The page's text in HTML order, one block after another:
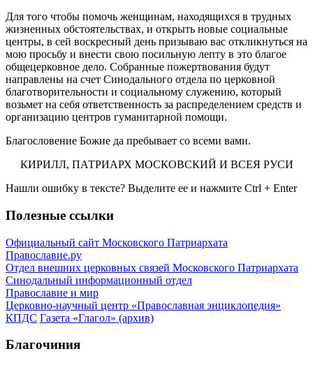
Для того чтобы помочь женщинам, находящихся в трудных
жизненных обстоятельствах, и открыть новые социальные
центры, в сей воскресный день призываю вас откликнуться на
мою просьбу и внести свою посильную лепту в это благое
общецерковное дело. Собранные пожертвования будут
направлены на счет Синодального отдела по церковной
благотворительности и социальному служению, который
возьмет на себя ответственность за распределением средств и
организацию центров гуманитарной помощи.
Благословение Божие да пребывает со всеми вами.
КИРИЛЛ, ПАТРИАРХ МОСКОВСКИЙ И ВСЕЯ РУСИ
Нашли ошибку в тексте? Выделите ее и нажмите Ctrl + Enter
Полезные ссылки
Официальный сайт Московского Патриархата
Православие.ру
Отдел внешних церковных связей Московского Патриархата
Синодальный информационный отдел
Православие и мир
Церковно-научный центр «Православная энциклопедия»
КПДС Газета «Глагол» (архив)
Благочиния